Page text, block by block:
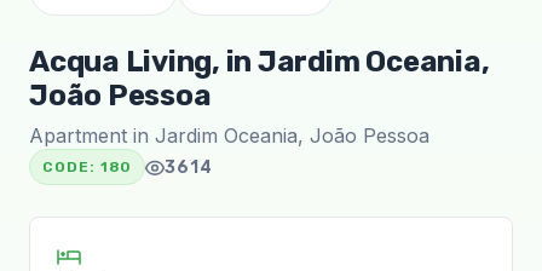
Acqua Living, in Jardim Oceania,
João Pessoa
Apartment in Jardim Oceania, João Pessoa
CODE: 180 3614